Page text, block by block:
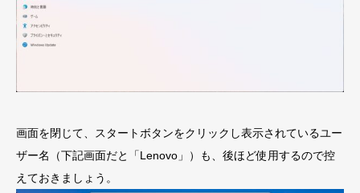
画面を閉じて、スタートボタンをクリックし表示されているユー
ザー名（下記画面だと「Lenovo」）も、後ほど使用するので控
えておきましょう。